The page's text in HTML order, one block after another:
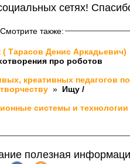
сетях!
Смотрите также:
( Тарасов Денис Аркадьевич)
про роботов
креативных педагогов
творчеству » Ищу /
системы и технологии
полезная